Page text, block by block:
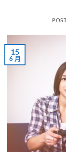
15
6 月